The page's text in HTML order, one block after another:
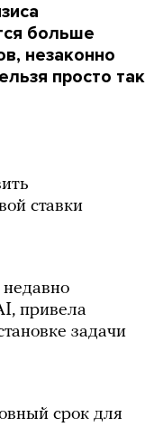
больше
незаконно
просто так
ставки
недавно
привела
задачи
срок для